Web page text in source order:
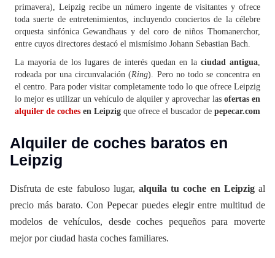
primavera), Leipzig recibe un número ingente de visitantes y ofrece
toda suerte de entretenimientos, incluyendo conciertos de la célebre
orquesta sinfónica Gewandhaus y del coro de niños Thomanerchor,
entre cuyos directores destacó el mismísimo Johann Sebastian Bach.
La mayoría de los lugares de interés quedan en la ciudad antigua,
rodeada por una circunvalación (Ring). Pero no todo se concentra en
el centro. Para poder visitar completamente todo lo que ofrece Leipzig
lo mejor es utilizar un vehículo de alquiler y aprovechar las ofertas en
alquiler de coches en Leipzig que ofrece el buscador de pepecar.com
Alquiler de coches baratos en
Leipzig
Disfruta de este fabuloso lugar, alquila tu coche en Leipzigal
precio más barato. Con Pepecar puedes elegir entre multitud de
modelos de vehículos, desde coches pequeños para moverte
mejor por ciudad hasta coches familiares.